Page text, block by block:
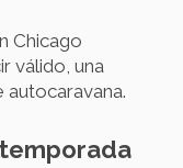
Chicago
válido, una